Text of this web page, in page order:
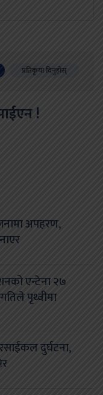
प्रतिकृया दिनुहोस्
!
अपहरण,
एन्टेना २७
पृथ्वीमा
दुर्घटना,